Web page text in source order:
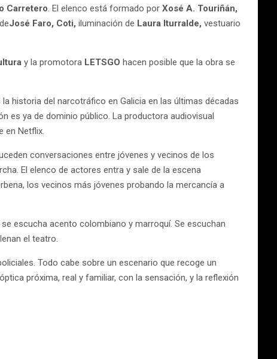
Carretero. El elenco está formado por Xosé A. Touriñán,
José Faro, Coti, iluminación de Laura Iturralde, vestuario
y la promotora LETSGO hacen posible que la obra se
historia del narcotráfico en Galicia en las últimas décadas
es ya de dominio público. La productora audiovisual
en Netflix.
conversaciones entre jóvenes y vecinos de los
El elenco de actores entra y sale de la escena
los vecinos más jóvenes probando la mercancía a
escucha acento colombiano y marroquí. Se escuchan
el teatro.
Todo cabe sobre un escenario que recoge un
próxima, real y familiar, con la sensación, y la reflexión